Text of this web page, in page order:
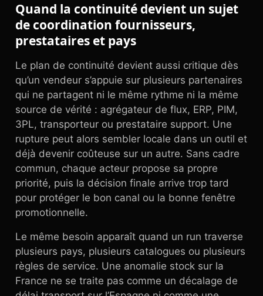
Quand la continuité devient un sujet
de coordination fournisseurs,
prestataires et pays
Le plan de continuité devient aussi critique dès
qu’un vendeur s’appuie sur plusieurs partenaires
qui ne partagent ni le même rythme ni la même
source de vérité : agrégateur de flux, ERP, PIM,
3PL, transporteur ou prestataire support. Une
rupture peut alors sembler locale dans un outil et
déjà devenir coûteuse sur un autre. Sans cadre
commun, chaque acteur propose sa propre
priorité, puis la décision finale arrive trop tard
pour protéger le bon canal ou la bonne fenêtre
promotionnelle.
Le même besoin apparaît quand un run traverse
plusieurs pays, plusieurs catalogues ou plusieurs
règles de service. Une anomalie stock sur la
France ne se traite pas comme un décalage de